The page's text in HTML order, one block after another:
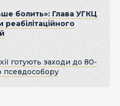
болить»: Глава УГКЦ
реабілітаційного
готують заходи до 80-
псевдособору